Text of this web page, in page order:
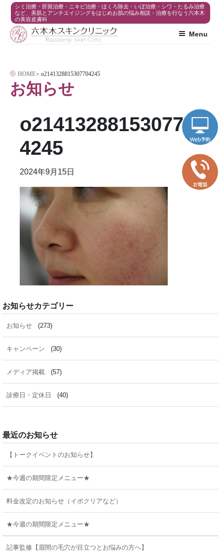
シミ治療・肝斑治療・ニキビ治療・ほくろ除去・いぼ治療・シワ・たるみ治療
など、美肌とアンチエイジングをはじめお肌の悩み相談・治療を行なう六本木
の美容皮膚科
Menu
HOME> o2141328815307704245
お知らせ
o214132881530770
4245
2024年9月15日
お知らせカテゴリー
お知らせ (273)
キャンペーン (30)
メディア掲載 (57)
診療日・定休日 (40)
最近のお知らせ
【トークイベントのお知らせ】
★今週の期間限定メニュー★
料金改定のお知らせ（イボクリアなど）
★今週の期間限定メニュー★
記事監修【眉間の毛穴が目立つとお悩みの方へ】